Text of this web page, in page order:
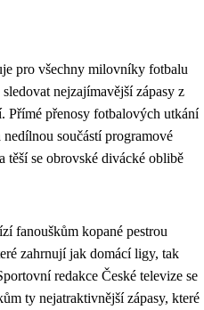
pro všechny milovníky fotbalu
nejzajímavější zápasy z
Přímé přenosy fotbalových utkání
součástí programové
těší se obrovské divácké oblibě
fanouškům kopané pestrou
zahrnují jak domácí ligy, tak
redakce České televize se
ty nejatraktivnější zápasy, které